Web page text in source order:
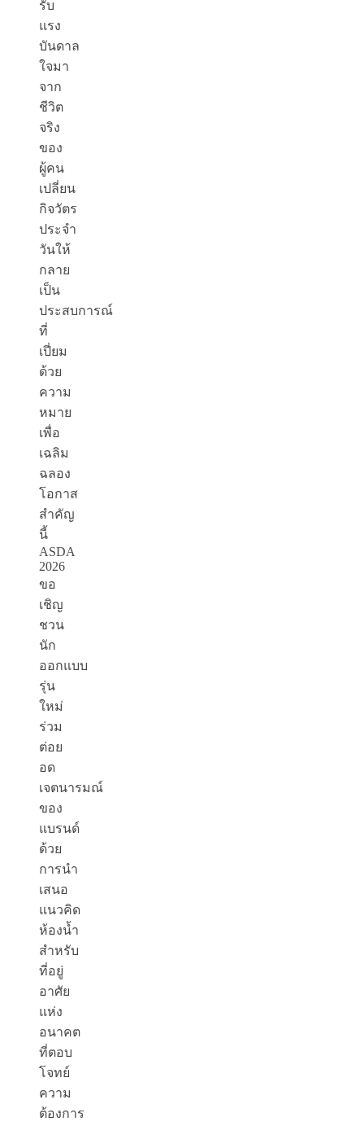
รับ
แรง
บันดาล
ใจมา
จาก
ชีวิต
จริง
ของ
ผู้คน
เปลี่ยน
กิจวัตร
ประจำ
วันให้
กลาย
เป็น
ประสบการณ์
ที่
เปี่ยม
ด้วย
ความ
หมาย
เพื่อ
เฉลิม
ฉลอง
โอกาส
สำคัญ
นี้
ASDA
2026
ขอ
เชิญ
ชวน
นัก
ออกแบบ
รุ่น
ใหม่
ร่วม
ต่อย
อด
เจตนารมณ์
ของ
แบรนด์
ด้วย
การนำ
เสนอ
แนวคิด
ห้องน้ำ
สำหรับ
ที่อยู่
อาศัย
แห่ง
อนาคต
ที่ตอบ
โจทย์
ความ
ต้องการ